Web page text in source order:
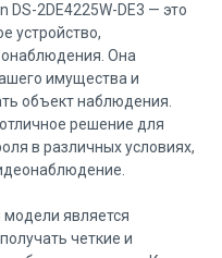
DS-2DE4225W-DE3 — это
устройство,
Она
имущества и
объект наблюдения.
решение для
в различных условиях,
модели является
четкие и